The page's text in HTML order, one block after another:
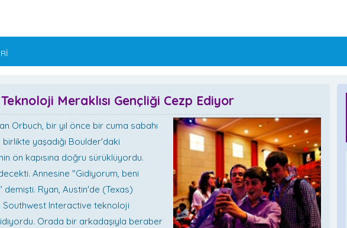
Teknoloji Meraklısı Gençliği Cezp Ediyor
Orbuch, bir yıl önce bir cuma sabahı
yaşadığı Boulder'daki
ön kapısına doğru sürüklüyordu.
Annesine "Gidiyorum, beni
demişti. Ryan, Austin'de (Texas)
Interactive teknoloji
Orada bir arkadaşıyla beraber